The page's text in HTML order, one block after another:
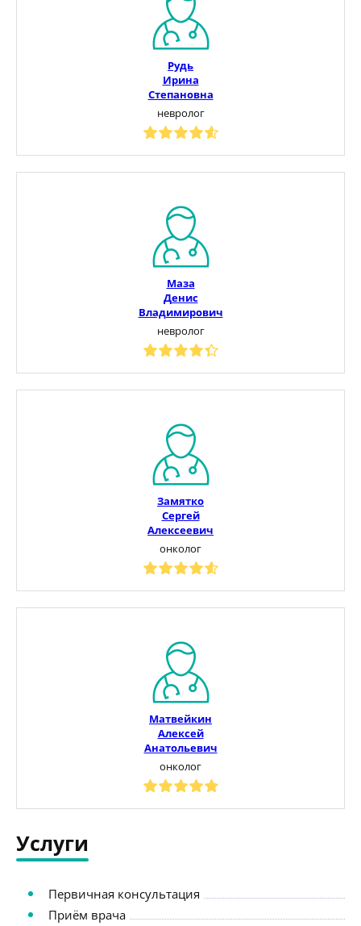
Рудь
Ирина
Степановна
невролог
Маза
Денис
Владимирович
невролог
Замятко
Сергей
Алексеевич
онколог
Матвейкин
Алексей
Анатольевич
онколог
Услуги
Первичная консультация
Приём врача